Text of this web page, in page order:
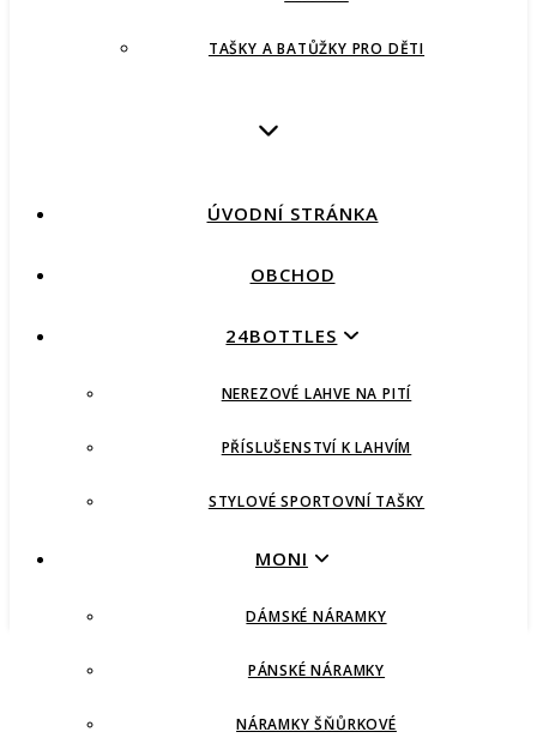
TAŠKY A BATŮŽKY PRO DĚTI
ÚVODNÍ STRÁNKA
OBCHOD
24BOTTLES
NEREZOVÉ LAHVE NA PITÍ
PŘÍSLUŠENSTVÍ K LAHVÍM
STYLOVÉ SPORTOVNÍ TAŠKY
MONI
DÁMSKÉ NÁRAMKY
PÁNSKÉ NÁRAMKY
NÁRAMKY ŠŇŮRKOVÉ